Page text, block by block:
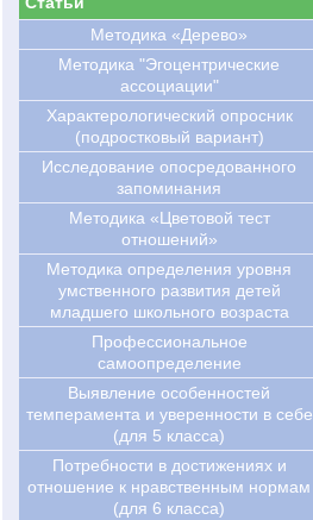
Методика «Дерево»
Методика "Эгоцентрические
ассоциации"
Характерологический опросник
(подростковый вариант)
Исследование опосредованного
запоминания
Методика «Цветовой тест
отношений»
Методика определения уровня
умственного развития детей
младшего школьного возраста
Профессиональное
самоопределение
Выявление особенностей
темперамента и уверенности в себе
(для 5 класса)
Потребности в достижениях и
отношение к нравственным нормам
(для 6 класса)